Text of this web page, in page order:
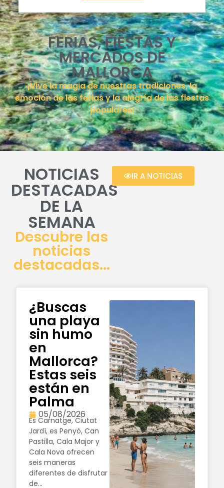
FERIAS, FIESTAS Y
MERCADOS DE
MALLORCA
¡Vive la magia de nuestras tradiciones, la
emoción de las ferias y la alegría de las fiestas
populares!
NOTICIAS
DESTACADAS
DE LA
SEMANA
Descubre las
noticias
destacadas...
IR A NOTICIAS
¿Buscas
una playa
sin humo
en
Mallorca?
Estas seis
están en
Palma
05/08/2026
Es Carnatge, Ciutat
Jardí, es Penyó, Can
Pastilla, Cala Major y
Cala Nova ofrecen
seis maneras
diferentes de disfrutar
de...